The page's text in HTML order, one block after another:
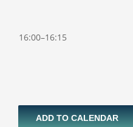
16:00–16:15
ADD TO CALENDAR